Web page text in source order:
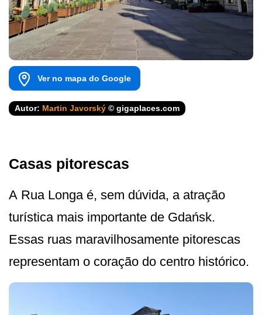
Ver no mapa do Google
Autor: Martin Javorský © gigaplaces.com
Casas pitorescas
A Rua Longa é, sem dúvida, a atração
turística mais importante de Gdańsk.
Essas ruas maravilhosamente pitorescas
representam o coração do centro histórico.